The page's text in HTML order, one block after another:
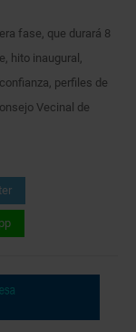
fase, que durará 8
hito inaugural,
perfiles de
Vecinal de